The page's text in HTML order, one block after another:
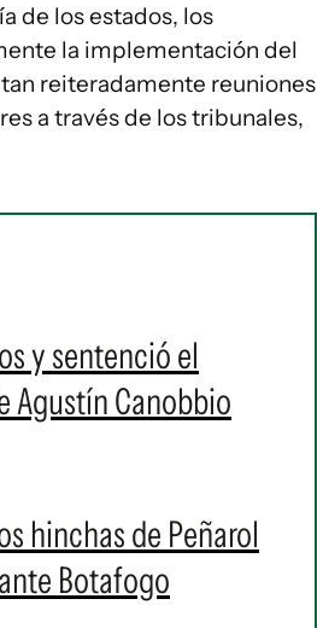
de los estados, los
la implementación del
reiteradamente reuniones
a través de los tribunales,
y sentenció el
Agustín Canobbio
hinchas de Peñarol
Botafogo